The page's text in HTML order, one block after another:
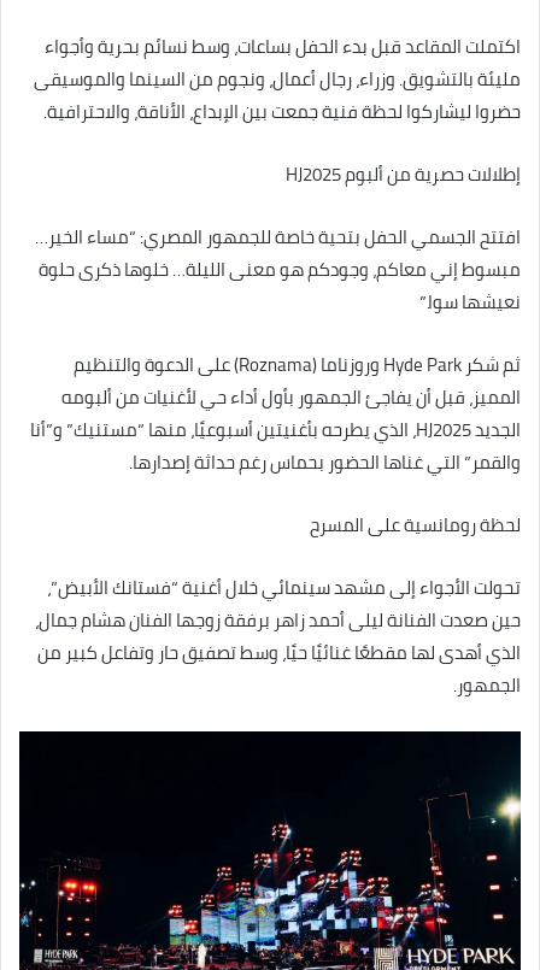
اكتملت المقاعد قبل بدء الحفل بساعات، وسط نسائم بحرية وأجواء
مليئة بالتشويق. وزراء، رجال أعمال، ونجوم من السينما والموسيقى
حضروا ليشاركوا لحظة فنية جمعت بين الإبداع، الأناقة، والاحترافية.
إطلالات حصرية من ألبوم HJ2025
افتتح الجسمي الحفل بتحية خاصة للجمهور المصري: “مساء الخير…
مبسوط إني معاكم، وجودكم هو معنى الليلة… خلوها ذكرى حلوة
نعيشها سوا.”
ثم شكر Hyde Park وروزناما (Roznama) على الدعوة والتنظيم
المميز، قبل أن يفاجئ الجمهور بأول أداء حي لأغنيات من ألبومه
الجديد HJ2025، الذي يطرحه بأغنيتين أسبوعيًا، منها “مستنيك” و”أنا
والقمر” التي غناها الحضور بحماس رغم حداثة إصدارها.
لحظة رومانسية على المسرح
تحولت الأجواء إلى مشهد سينمائي خلال أغنية “فستانك الأبيض”،
حين صعدت الفنانة ليلى أحمد زاهر برفقة زوجها الفنان هشام جمال،
الذي أهدى لها مقطعًا غنائيًا حيًا، وسط تصفيق حار وتفاعل كبير من
الجمهور.